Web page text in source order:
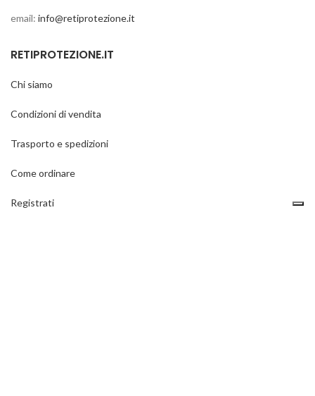
email: info@retiprotezione.it
RETIPROTEZIONE.IT
Chi siamo
Condizioni di vendita
Trasporto e spedizioni
Come ordinare
Registrati